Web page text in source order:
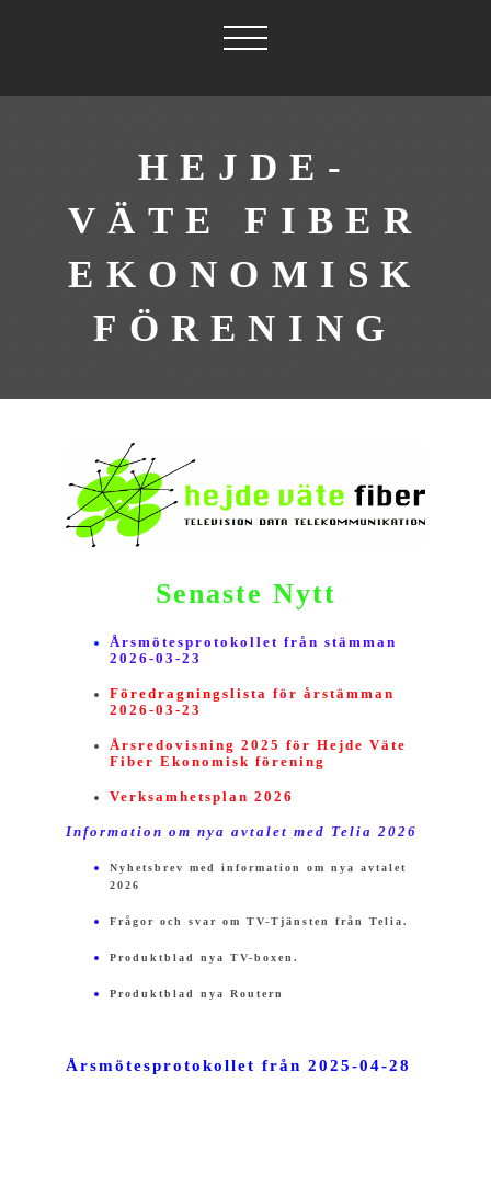
HEJDE-
VÄTE FIBER
EKONOMISK
FÖRENING
Senaste Nytt
Årsmötesprotokollet från stämman
2026-03-23
Föredragningslista fö r årstämman
2026-03-23
Årsredovisning 2025 för Hejde Väte
Fiber Ekonomisk förening
Verksamhetsplan 2026
Information om nya avtalet med Telia 2026
Nyhetsbrev med information om nya avtalet
2026
Frågor och svar om TV-Tjänsten från Telia.
Produktblad nya TV-boxen.
Produktblad nya Routern
Årsmötesprotokollet från 2025-04-28